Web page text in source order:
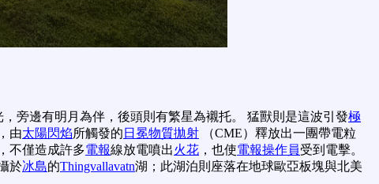
，旁邊有明月為伴，後頭則有繁星為襯托。 猛獸則是這波引發極
由太陽閃焰所觸發的 日冕物質拋射 （CME）釋放出一團帶電粒
，不僅造成許多電報線放電噴出火花 ，也使電報操作員受到電擊。
於冰島的Thingvallavatn湖；此湖泊則座落在地球歐亞板塊與北美